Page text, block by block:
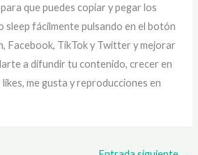
que puedes copiar y pegar los
sleep fácilmente pulsando en el botón
Facebook, TikTok y Twitter y mejorar
a difundir tu contenido, crecer en
me gusta y reproducciones en